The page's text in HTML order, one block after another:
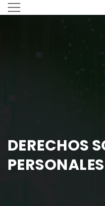
DERECHOS
PERSONALES